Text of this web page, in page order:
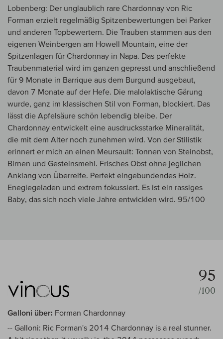
Lobenberg: Der unglaublich rare Chardonnay von Ric
Forman erzielt regelmäßig Spitzenbewertungen bei Parker
und anderen Topbewertern. Die Trauben stammen aus den
eigenen Weinbergen am Howell Mountain, eine der
Spitzenlagen für Chardonnay in Napa. Das perfekte
Traubenmaterial wird im ganzen gepresst und anschließend
für 9 Monate in Barrique aus dem Burgund ausgebaut,
davon 7 Monate auf der Hefe. Die malolaktische Gärung
wurde, ganz im klassischen Stil von Forman, blockiert. Das
lässt die Apfelsäure schön lebendig bleibe. Der
Chardonnay entwickelt eine ausdrucksstarke Mineralität,
die mit dem Alter noch zunehmen wird. Von der Stilistik
erinnert er mich an einen Meursault: Tonnen von Steinobst,
Birnen und Gesteinsmehl. Frisches Obst ohne jeglichen
Anklang von Überreife. Perfekt eingebundendes Holz.
Enegiegeladen und extrem fokussiert. Es ist ein rassiges
Baby, das sich noch viele Jahre entwicklen wird. 95/100
95
/100
Galloni über: Forman Chardonnay
-- Galloni: Ric Forman's 2014 Chardonnay is a real stunner.